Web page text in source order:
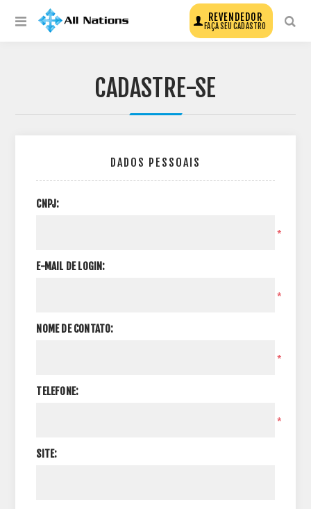
REVENDEDOR
FAÇA SEU CADASTRO
CADASTRE-SE
DADOS PESSOAIS
CNPJ:
*
E-MAIL DE LOGIN:
*
NOME DE CONTATO:
*
TELEFONE:
*
SITE: